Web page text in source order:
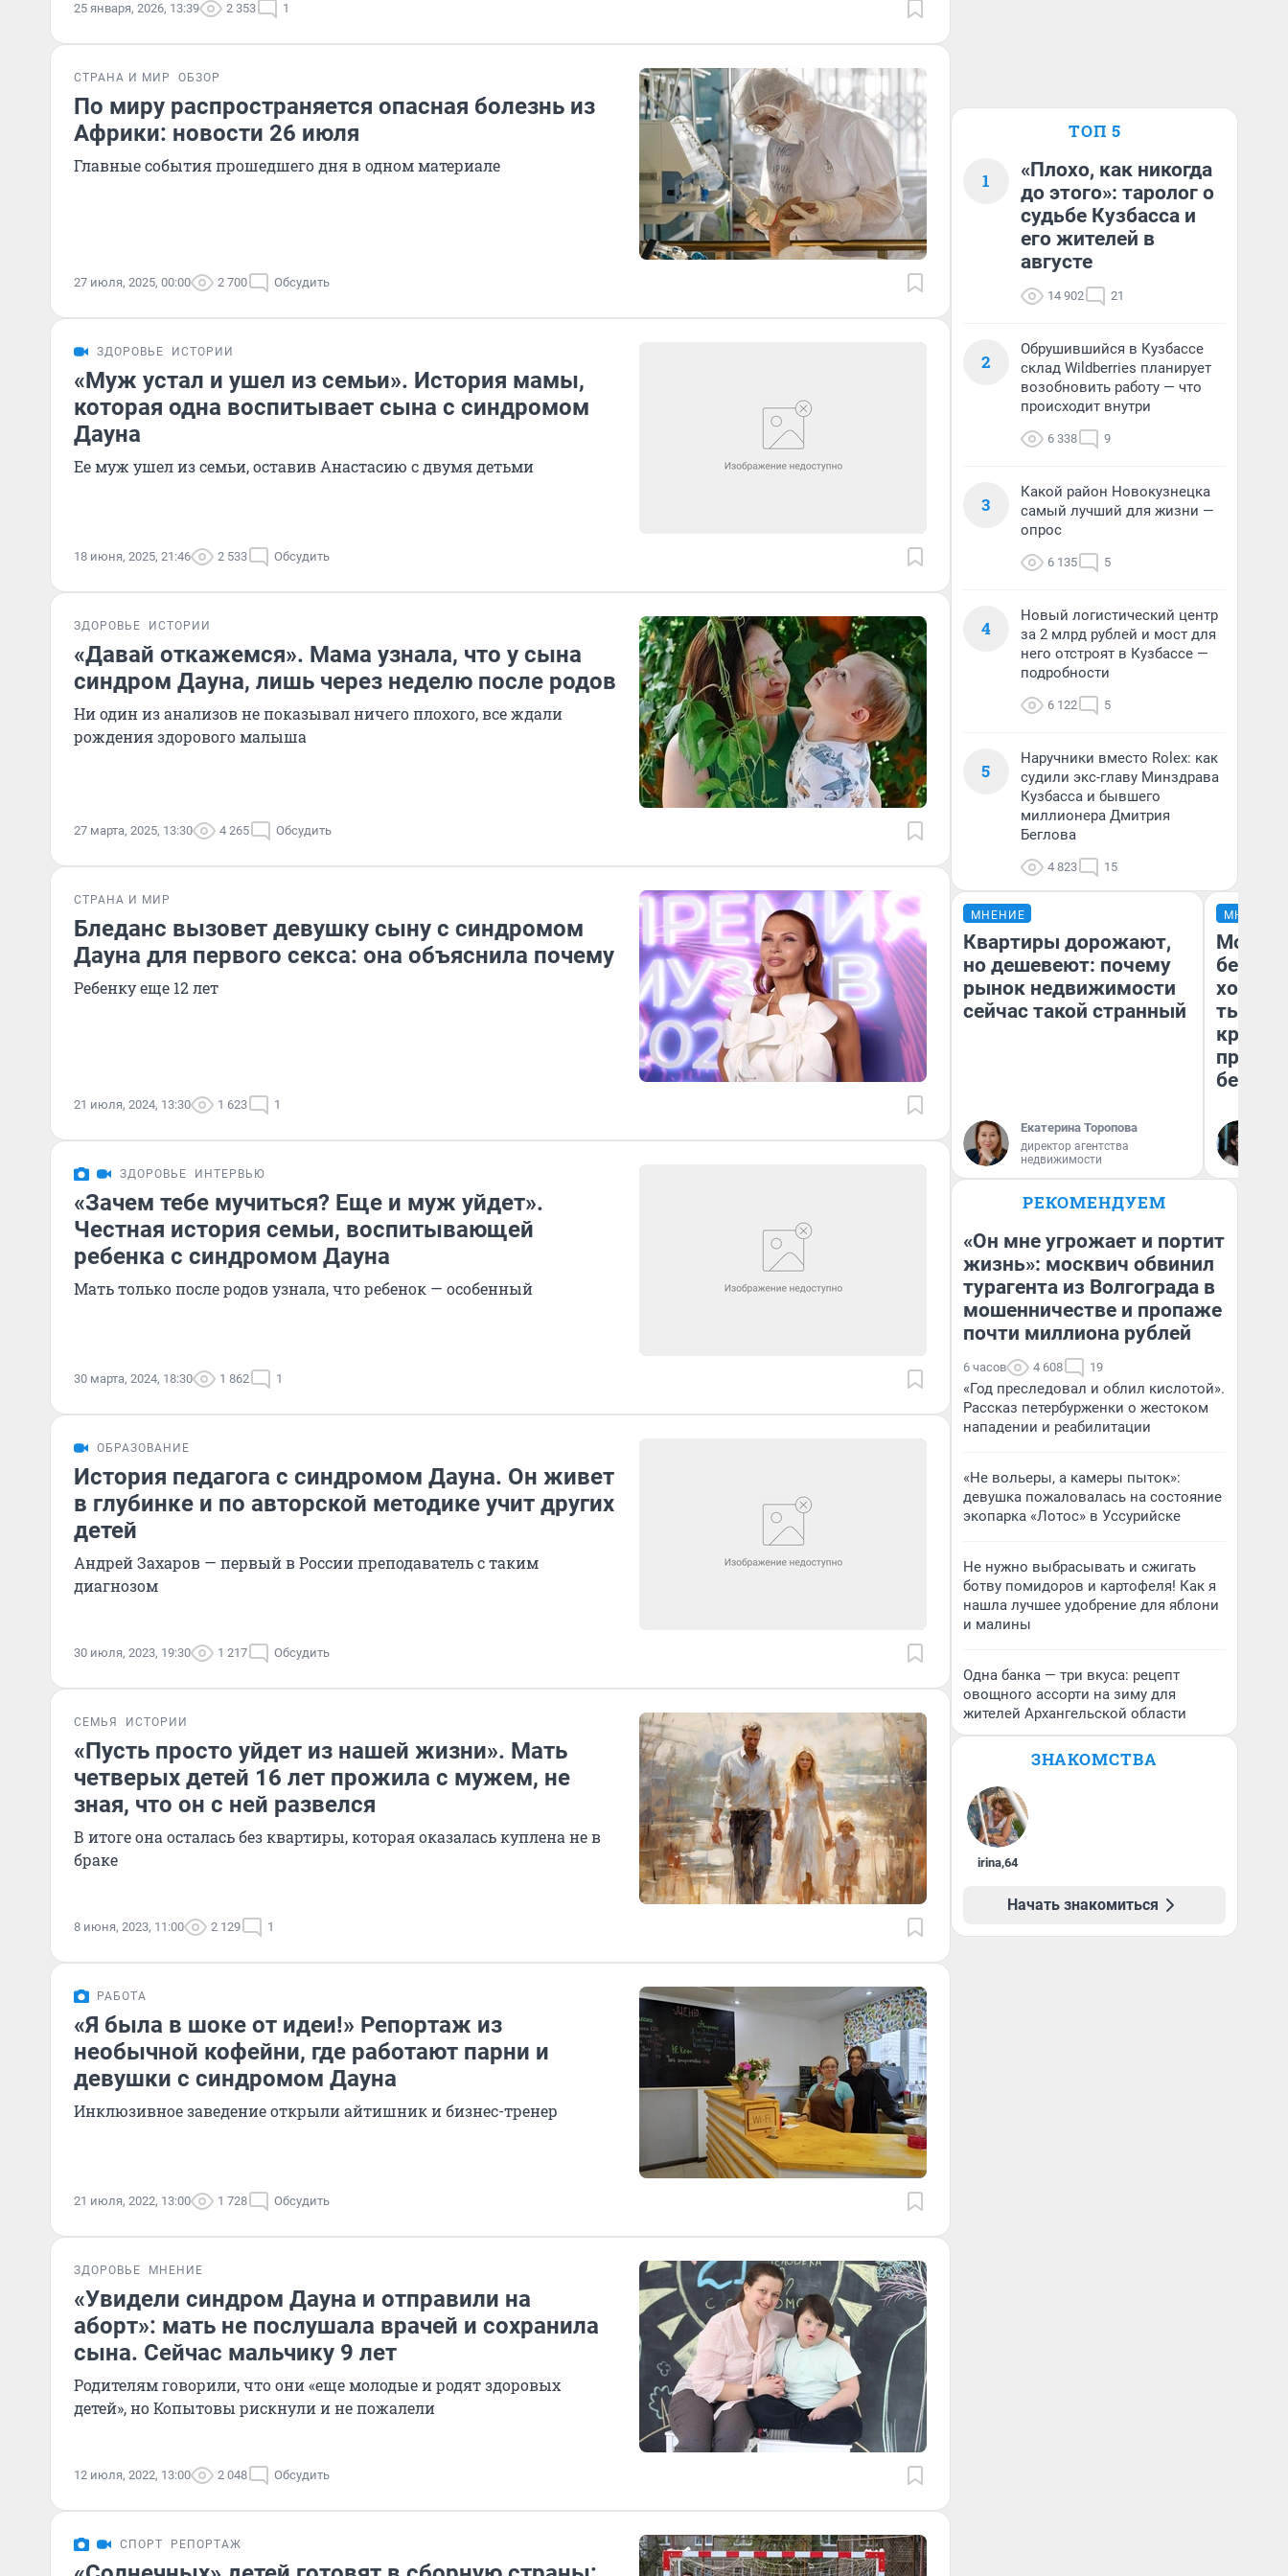
25 января, 2026, 13:39 2 353 1
СТРАНА И МИР ОБЗОР
По миру распространяется опасная болезнь из
Африки: новости 26 июля
Главные события прошедшего дня в одном материале
27 июля, 2025, 00:00 2 700 Обсудить
ЗДОРОВЬЕ ИСТОРИИ
«Муж устал и ушел из семьи». История мамы,
которая одна воспитывает сына с синдромом
Дауна
Ее муж ушел из семьи, оставив Анастасию с двумя детьми
18 июня, 2025, 21:46 2 533 Обсудить
ЗДОРОВЬЕ ИСТОРИИ
«Давай откажемся». Мама узнала, что у сына
синдром Дауна, лишь через неделю после родов
Ни один из анализов не показывал ничего плохого, все ждали
рождения здорового малыша
27 марта, 2025, 13:30 4 265 Обсудить
СТРАНА И МИР
Бледанс вызовет девушку сыну с синдромом
Дауна для первого секса: она объяснила почему
Ребенку еще 12 лет
21 июля, 2024, 13:30 1 623 1
ЗДОРОВЬЕ ИНТЕРВЬЮ
«Зачем тебе мучиться? Еще и муж уйдет».
Честная история семьи, воспитывающей
ребенка с синдромом Дауна
Мать только после родов узнала, что ребенок — особенный
30 марта, 2024, 18:30 1 862 1
ОБРАЗОВАНИЕ
История педагога с синдромом Дауна. Он живет
в глубинке и по авторской методике учит других
детей
Андрей Захаров — первый в России преподаватель с таким
диагнозом
30 июля, 2023, 19:30 1 217 Обсудить
СЕМЬЯ ИСТОРИИ
«Пусть просто уйдет из нашей жизни». Мать
четверых детей 16 лет прожила с мужем, не
зная, что он с ней развелся
В итоге она осталась без квартиры, которая оказалась куплена не в
браке
8 июня, 2023, 11:00 2 129 1
РАБОТА
«Я была в шоке от идеи!» Репортаж из
необычной кофейни, где работают парни и
девушки с синдромом Дауна
Инклюзивное заведение открыли айтишник и бизнес-тренер
21 июля, 2022, 13:00 1 728 Обсудить
ЗДОРОВЬЕ МНЕНИЕ
«Увидели синдром Дауна и отправили на
аборт»: мать не послушала врачей и сохранила
сына. Сейчас мальчику 9 лет
Родителям говорили, что они «еще молодые и родят здоровых
детей», но Копытовы рискнули и не пожалели
12 июля, 2022, 13:00 2 048 Обсудить
СПОРТ РЕПОРТАЖ
ТОП 5
1
«Плохо, как никогда
до этого»: таролог о
судьбе Кузбасса и
его жителей в
августе
14 902 21
2
Обрушившийся в Кузбассе
склад Wildberries планирует
возобновить работу — что
происходит внутри
6 338 9
3
Какой район Новокузнецка
самый лучший для жизни —
опрос
6 135 5
4
Новый логистический центр
за 2 млрд рублей и мост для
него отстроят в Кузбассе —
подробности
6 122 5
5
Наручники вместо Rolex: как
судили экс-главу Минздрава
Кузбасса и бывшего
миллионера Дмитрия
Беглова
4 823 15
МНЕНИЕ
Квартиры дорожают,
но дешевеют: почему
рынок недвижимости
сейчас такой странный
Екатерина Торопова
директор агентства
недвижимости
МНЕНИЕ
Мой
хотела
тысяч,
РЕКОМЕНДУЕМ
«Он мне угрожает и портит
жизнь»: москвич обвинил
турагента из Волгограда в
мошенничестве и пропаже
почти миллиона рублей
6 часов 4 608 19
«Год преследовал и облил кислотой».
Рассказ петербурженки о жестоком
нападении и реабилитации
«Не вольеры, а камеры пыток»:
девушка пожаловалась на состояние
экопарка «Лотос» в Уссурийске
Не нужно выбрасывать и сжигать
ботву помидоров и картофеля! Как я
нашла лучшее удобрение для яблони
и малины
Одна банка — три вкуса: рецепт
овощного ассорти на зиму для
жителей Архангельской области
ЗНАКОМСТВА
irina,64
Начать знакомиться